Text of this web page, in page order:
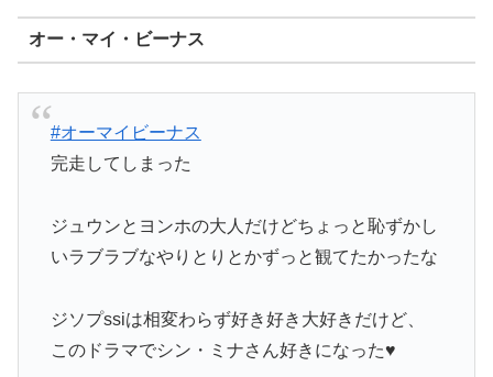
オー・マイ・ビーナス
#オーマイビーナス
完走してしまった
ジュウンとヨンホの大人だけどちょっと恥ずかし
いラブラブなやりとりとかずっと観てたかったな
ジソプssiは相変わらず好き好き大好きだけど、
このドラマでシン・ミナさん好きになった♥